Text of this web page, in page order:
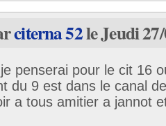
citerna 52le Jeudi
penserai pour le cit 16
du 9 est dans le canal
a tous amitier a jannot